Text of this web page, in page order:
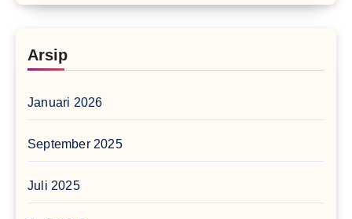
Arsip
Januari 2026
September 2025
Juli 2025